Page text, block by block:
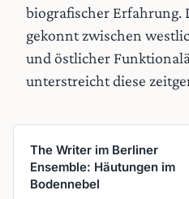
biografischer Erfahrung.
gekonnt zwischen
und östlicher
unterstreicht diese
The Writer im Berliner
Ensemble: Häutungen im
Bodennebel